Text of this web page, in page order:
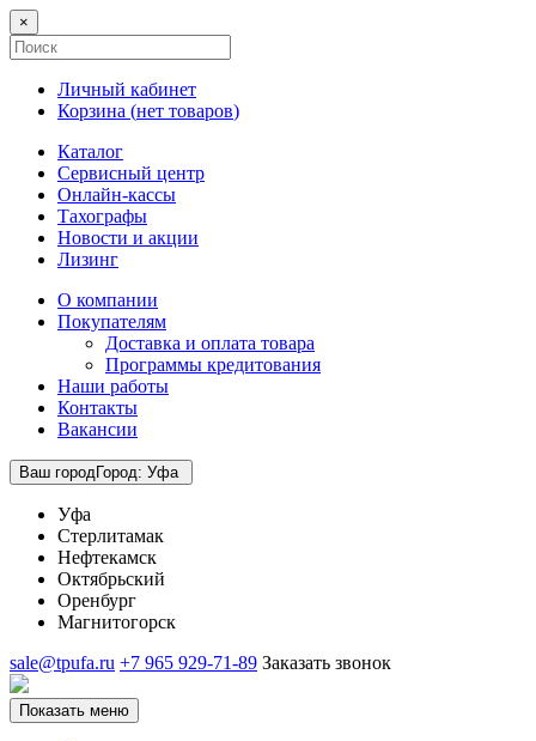
×
Личный кабинет
Корзина (нет товаров)
Каталог
Сервисный центр
Онлайн-кассы
Тахографы
Новости и акции
Лизинг
О компании
Покупателям
Доставка и оплата товара
Программы кредитования
Наши работы
Контакты
Вакансии
Ваш городГород: Уфа
Уфа
Стерлитамак
Нефтекамск
Октябрьский
Оренбург
Магнитогорск
sale@tpufa.ru +7 965 929-71-89 Заказать звонок
Показать меню